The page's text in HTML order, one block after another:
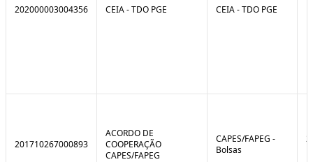
202000003004356 CEIA - TDO PGE CEIA - TDO PGE
201710267000893
ACORDO DE
COOPERAÇÃO
CAPES/FAPEG
CAPES/FAPEG -
Bolsas